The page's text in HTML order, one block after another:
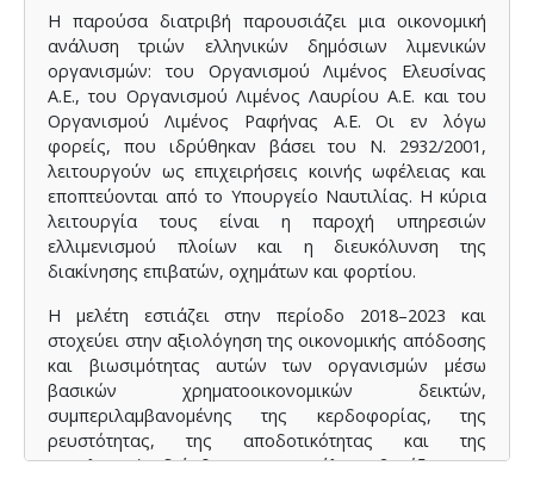
By evaluating these indicators, the research
investigates whether public administration and financial
departments effectively manage budgets, investor
capital, and economic policies. Furthermore, the study
examines each organization’s mission, governance
structure, and internal operations based on their
statutes and internal regulations.
The findings contribute to understanding the financial
management of port authorities and demonstrate
whether ratio analysis can serve as a reliable tool for
organizational assessment, without the need for on-
site inspections
Η παρούσα διατριβή παρουσιάζει μια οικονομική
ανάλυση τριών ελληνικών δημόσιων λιμενικών
οργανισμών: του Οργανισμού Λιμένος Ελευσίνας
Α.Ε., του Οργανισμού Λιμένος Λαυρίου Α.Ε. και του
Οργανισμού Λιμένος Ραφήνας Α.Ε. Οι εν λόγω
φορείς, που ιδρύθηκαν βάσει του Ν. 2932/2001,
λειτουργούν ως επιχειρήσεις κοινής ωφέλειας και
εποπτεύονται από το Υπουργείο Ναυτιλίας. Η κύρια
λειτουργία τους είναι η παροχή υπηρεσιών
ελλιμενισμού πλοίων και η διευκόλυνση της
διακίνησης επιβατών, οχημάτων και φορτίου.
Η μελέτη εστιάζει στην περίοδο 2018–2023 και
στοχεύει στην αξιολόγηση της οικονομικής απόδοσης
και βιωσιμότητας αυτών των οργανισμών μέσω
βασικών χρηματοοικονομικών δεικτών,
συμπεριλαμβανομένης της κερδοφορίας, της
ρευστότητας, της αποδοτικότητας και της
κεφαλαιακής διάρθρωσης. Η ανάλυση βασίζεται σε